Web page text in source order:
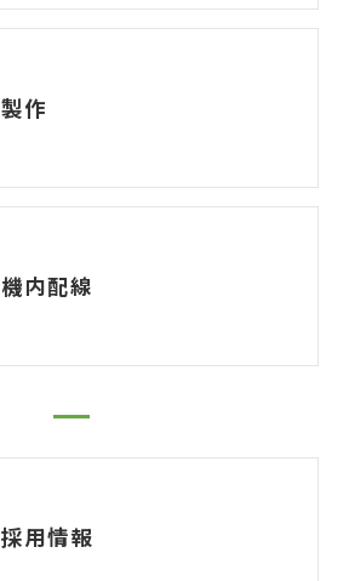
製作
機内配線
採用情報